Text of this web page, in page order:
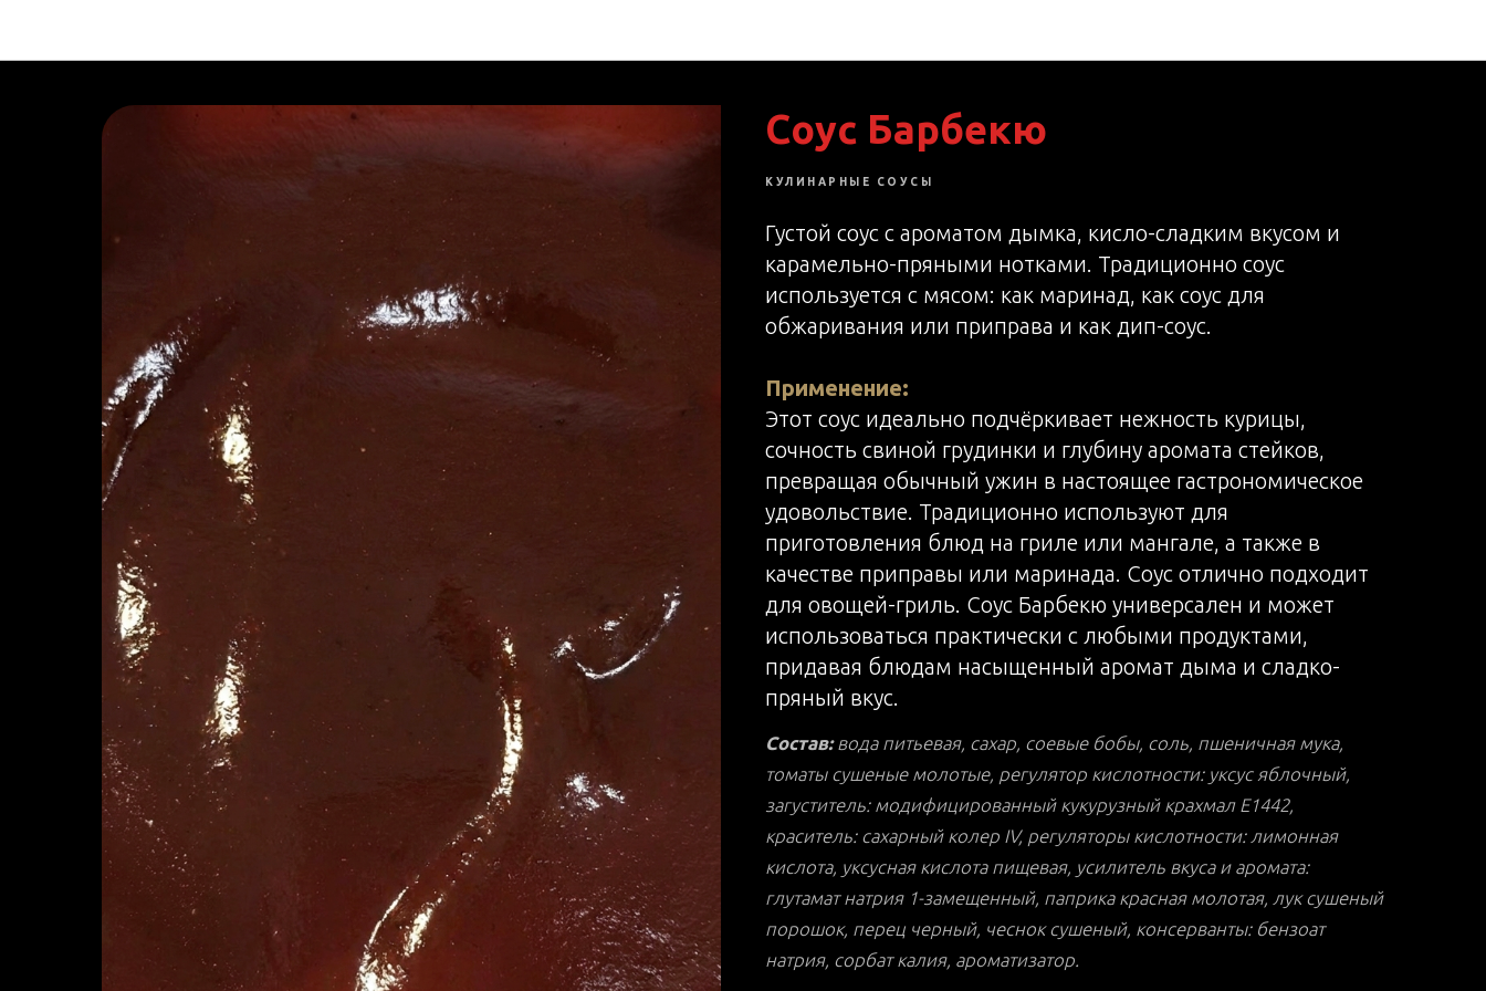
Соус Барбекю
КУЛИНАРНЫЕ СОУСЫ
Густой соус с ароматом дымка, кисло-сладким вкусом и
карамельно-пряными нотками. Традиционно соус
используется с мясом: как маринад, как соус для
обжаривания или приправа и как дип-соус.
Применение:
Этот соус идеально подчёркивает нежность курицы,
сочность свиной грудинки и глубину аромата стейков,
превращая обычный ужин в настоящее гастрономическое
удовольствие. Традиционно используют для
приготовления блюд на гриле или мангале, а также в
качестве приправы или маринада. Соус отлично подходит
для овощей-гриль. Соус Барбекю универсален и может
использоваться практически с любыми продуктами,
придавая блюдам насыщенный аромат дыма и сладко-
пряный вкус.
Состав:вода питьевая, сахар, соевые бобы, соль, пшеничная мука,
томаты сушеные молотые, регулятор кислотности: уксус яблочный,
загуститель: модифицированный кукурузный крахмал Е1442,
краситель: сахарный колер IV, регуляторы кислотности: лимонная
кислота, уксусная кислота пищевая, усилитель вкуса и аромата:
глутамат натрия 1-замещенный, паприка красная молотая, лук сушеный
порошок, перец черный, чеснок сушеный, консерванты: бензоат
натрия, сорбат калия, ароматизатор.